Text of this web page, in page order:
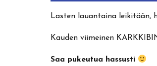
Lasten lauantaina leikitään,
Kauden viimeinen
Saa pukeutua hassusti